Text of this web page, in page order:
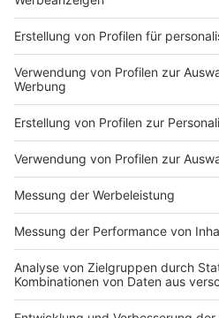
Markiere sie hierfür mit einem
Impressum
Nutzungsbedingungen
Jobs